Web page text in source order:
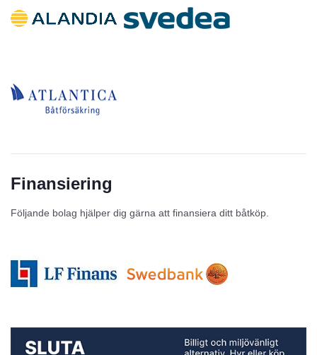
Finansiering
Följande bolag hjälper dig gärna att finansiera ditt båtköp.